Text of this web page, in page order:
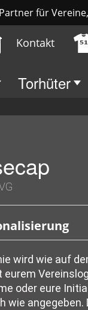
für
Kontakt
Torhüter
wird wie auf
oder eure
wie angegeben.